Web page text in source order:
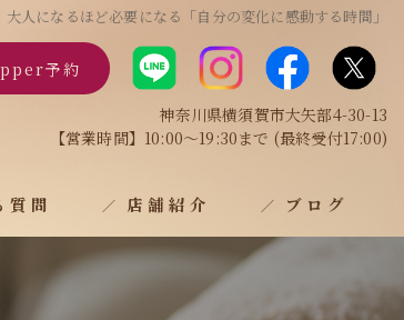
人になるほど必要になる「自分の変化に感動する時間」
予約
神奈川県横須賀市大矢部4-30-13
【営業時間】10:00～19:30まで (最終受付17:00)
質問 店舗紹介 ブログ